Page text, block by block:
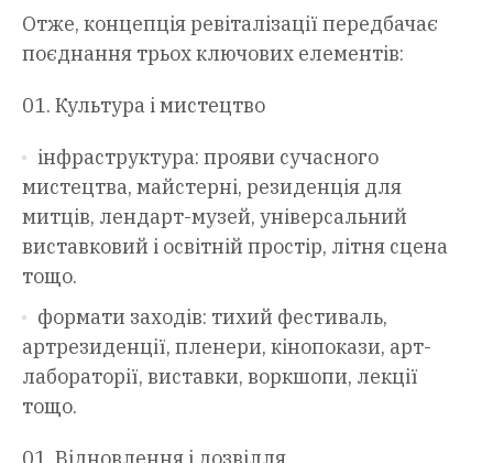
Отже, концепція ревіталізації передбачає
поєднання трьох ключових елементів:
Культура і мистецтво
інфраструктура: прояви сучасного
мистецтва, майстерні, резиденція для
митців, лендарт-музей, універсальний
виставковий і освітній простір, літня сцена
тощо.
формати заходів: тихий фестиваль,
артрезиденції, пленери, кінопокази, арт-
лабораторії, виставки, воркшопи, лекції
тощо.